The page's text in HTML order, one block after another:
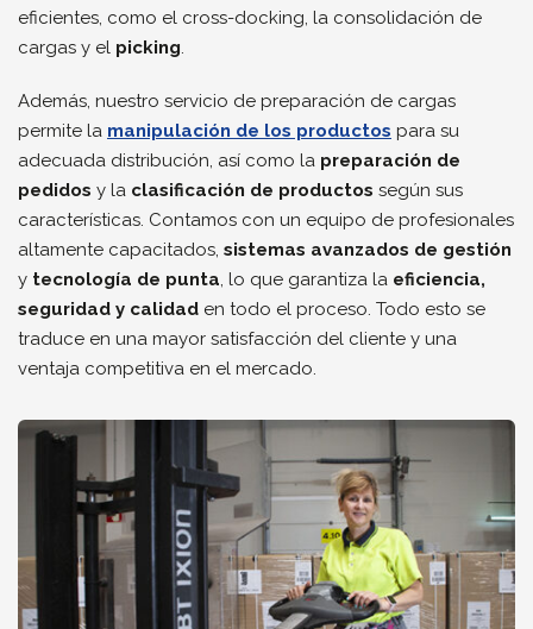
eficientes, como el cross-docking, la consolidación de
cargas y el picking
Además, nuestro servicio de preparación de cargas
permite la manipulación de los productos para su
adecuada distribución, así como la preparación de
pedidos y la clasificación de productos según sus
características. Contamos con un equipo de profesionales
altamente capacitados, sistemas avanzados de gestión
y tecnología de punta , lo que garantiza la eficiencia,
seguridad y calidad en todo el proceso. Todo esto se
traduce en una mayor satisfacción del cliente y una
ventaja competitiva en el mercado.